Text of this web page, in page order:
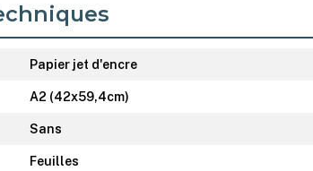
Papier jet d'encre
A2 (42x59,4cm)
Sans
Feuilles